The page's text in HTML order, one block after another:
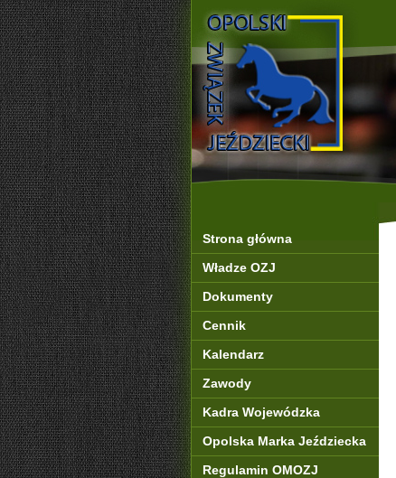
Strona główna
Władze OZJ
Dokumenty
Cennik
Kalendarz
Zawody
Kadra Wojewódzka
Opolska Marka Jeździecka
Regulamin OMOZJ